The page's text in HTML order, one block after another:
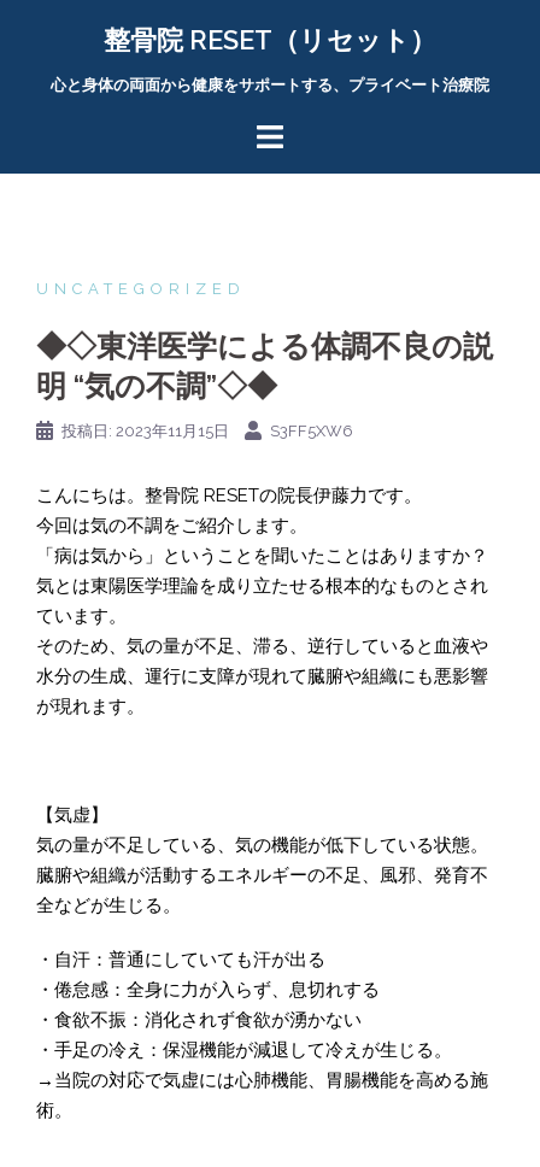
整骨院 RESET（リセット）
心と身体の両面から健康をサポートする、プライベート治療院
UNCATEGORIZED
◆◇東洋医学による体調不良の説
明 “気の不調”◇◆
投稿日: 2023年11月15日 S3FF5XW6
こんにちは。整骨院 RESETの院長伊藤力です。
今回は気の不調をご紹介します。
「病は気から」ということを聞いたことはありますか？
気とは東陽医学理論を成り立たせる根本的なものとされ
ています。
そのため、気の量が不足、滞る、逆行していると血液や
水分の生成、運行に支障が現れて臓腑や組織にも悪影響
が現れます。
【気虚】
気の量が不足している、気の機能が低下している状態。
臓腑や組織が活動するエネルギーの不足、風邪、発育不
全などが生じる。
・自汗：普通にしていても汗が出る
・倦怠感：全身に力が入らず、息切れする
・食欲不振：消化されず食欲が湧かない
・手足の冷え：保湿機能が減退して冷えが生じる。
→当院の対応で気虚には心肺機能、胃腸機能を高める施
術。